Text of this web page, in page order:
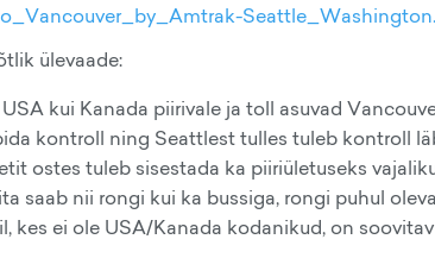
ülevaade:
kui Kanada piirivale ja toll asuvad
kontroll ning Seattlest tulles tuleb kontroll
ostes tuleb sisestada ka piiriületuseks
saab nii rongi kui ka bussiga, rongi puhul
kes ei ole USA/Kanada kodanikud, on